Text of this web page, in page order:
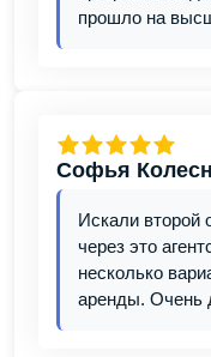
прошло на
Софья
Искали второй
через это
несколько
аренды. Очень